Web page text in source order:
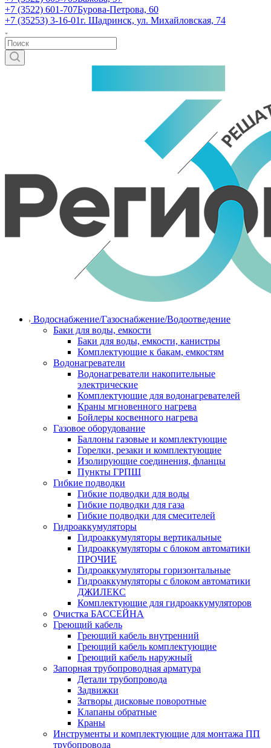
+7 (3522) 601-707Бурова-Петрова, 60
+7 (35253) 3-16-01г. Шадринск, ул. Михайловская, 74
Водоснабжение/Газоснабжение/Водоотведение
Баки для воды, емкости
Баки для воды, емкости, канистры
Комплектующие к бакам, емкостям
Водонагреватели
Водонагреватели накопительные
электрические
Комплектующие для водонагревателей
Краны мгновенного нагрева
Бойлеры косвенного нагрева
Газовое оборудование
Баллоны газовые и комплектующие
Горелки, резаки и комплектующие
Изолирующие соединения, фланцы
Пункты ГРПШ
Гибкие подводки
Гибкие подводки для воды
Гибкие подводки для газа
Гибкие подводки для смесителей
Гидроаккумуляторы
Гидроаккумуляторы вертикальные
Гидроаккумуляторы с блоком автоматики
ПРОЧИЕ
Гидроаккумуляторы горизонтальные
Гидроаккумуляторы с блоком автоматики
ДЖИЛЕКС
Комплектующие для гидроаккумуляторов
Очистка БАССЕЙНА
Греющий кабель
Греющий кабель внутренний
Греющий кабель комплектующие
Греющий кабель наружный
Запорная трубопроводная арматура
Детали трубопровода
Задвижки
Затворы дисковые поворотные
Клапаны обратные
Краны
Инструменты и комплектующие для монтажа ПП
трубопровода